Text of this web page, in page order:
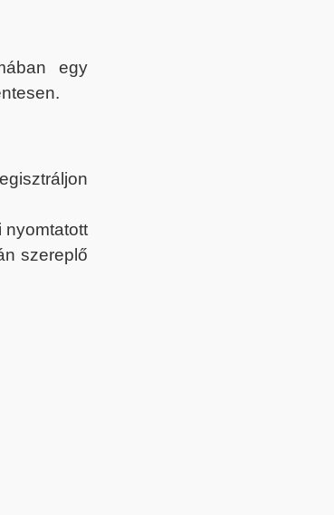
egy
nyomtatott
szereplő